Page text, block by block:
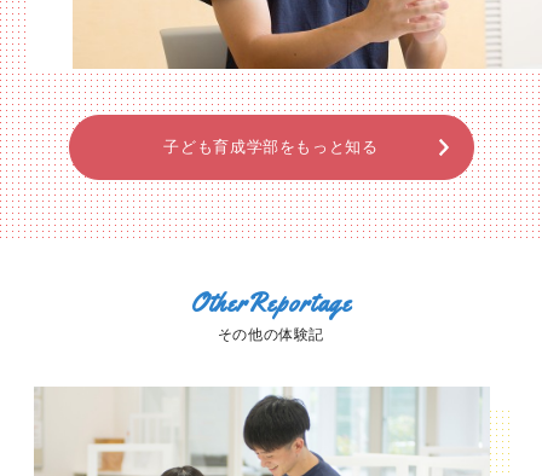
子ども育成学部をもっと知る
OtherReportage
その他の体験記